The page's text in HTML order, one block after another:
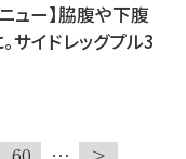
ュー】脇腹や下腹
サイドレッグプル3